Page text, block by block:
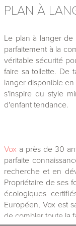
PLAN À
Le plan à langer de
parfaitement à la
véritable sécurité
faire sa toilette. De
langer disponible
s'inspire du style
d'enfant tendance.
Vox a près de 30
parfaite
recherche et en
Propriétaire de ses
écologiques
Européen, Vox est
de combler toute la